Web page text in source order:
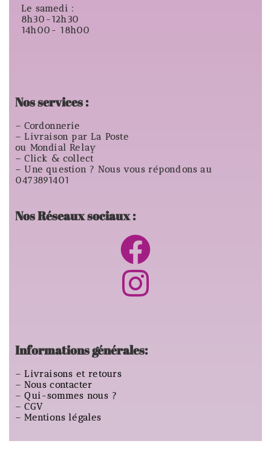
Le samedi :
8h30-12h30
14h00- 18h00
Nos services :
– Cordonnerie
– Livraison par La Poste
ou Mondial Relay
– Click & collect
– Une question ? Nous vous répondons au
0473891401
Nos Réseaux sociaux :
Informations générales:
–Livraisons et retours
–Nous contacter
–Qui-sommes nous ?
–CGV
–Mentions légales